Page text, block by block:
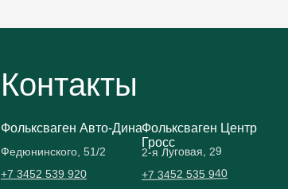
Контакты
Фольксваген Авто-Дина
Федюнинского, 51/2
+7 3452 539 920
Фольксваген Центр
Гросс
2-я Луговая, 29
+7 3452 535 940